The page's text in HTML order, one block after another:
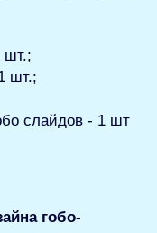
шт.;
шт.;
слайдов - 1 шт
гобо-